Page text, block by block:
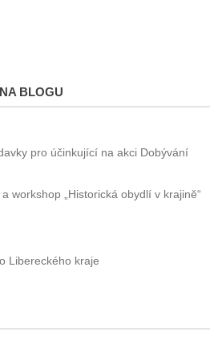
BLOGU
pro účinkující na akci Dobývání
workshop „Historická obydlí v krajině“
Libereckého kraje